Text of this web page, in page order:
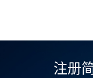
注册